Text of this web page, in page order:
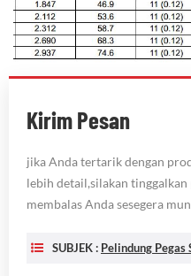
Kirim Pesan
jika Anda tertarik dengan
lebih detail,silakan tinggalkan
membalas Anda sesegera
SUBJEK : Pelindung